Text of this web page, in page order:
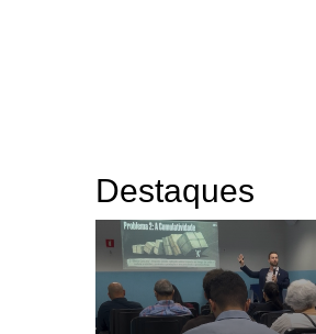
Destaques